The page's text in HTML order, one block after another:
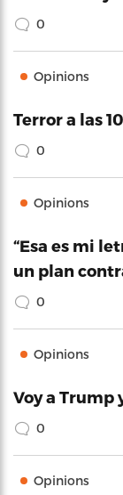
0
Opinions
Terror a las
0
Opinions
“Esa es mi
un plan
0
Opinions
Voy a Trump
0
Opinions